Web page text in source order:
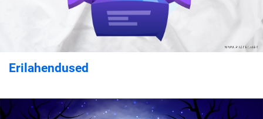
Erilahendused